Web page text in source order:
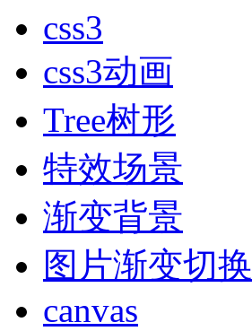
css3
css3动画
Tree树形
特效场景
渐变背景
图片渐变切换
canvas